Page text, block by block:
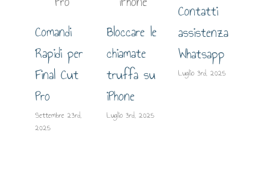
Comandi
Rapidi per
Final Cut
Pro
Settembre 23rd,
2025
Bloccare le
chiamate
truffa su
iPhone
Luglio 3rd, 2025
Contatti
assistenza
Whatsapp
Luglio 3rd, 2025